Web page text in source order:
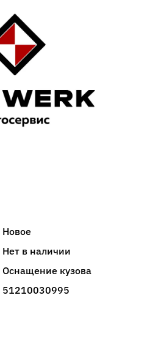
Новое
Нет в наличии
Оснащение кузова
51210030995